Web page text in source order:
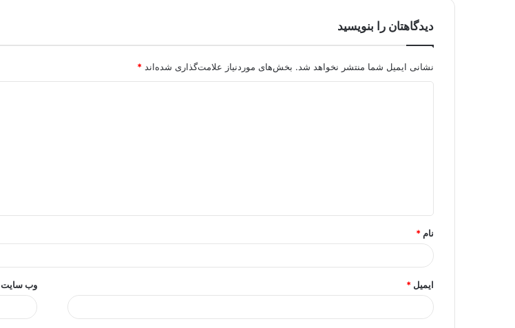
دیدگاهتان را بنویسید
نشانی ایمیل شما منتشر نخواهد شد. بخش‌های موردنیاز علامت‌گذاری شده‌اند *
*
نام *
ایمیل * وب‌ سایت